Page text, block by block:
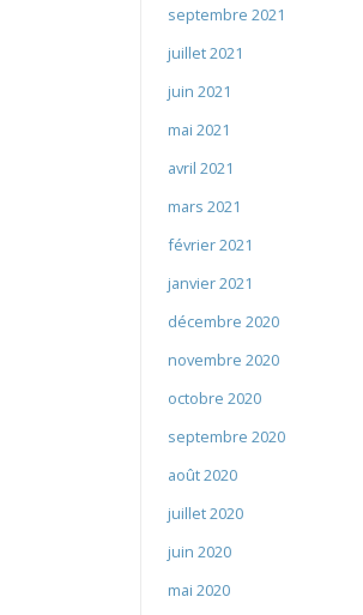
septembre 2021
juillet 2021
juin 2021
mai 2021
avril 2021
mars 2021
février 2021
janvier 2021
décembre 2020
novembre 2020
octobre 2020
septembre 2020
août 2020
juillet 2020
juin 2020
mai 2020